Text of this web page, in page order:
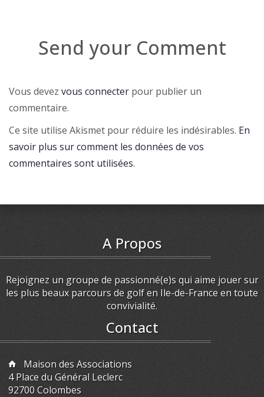
Send your Comment
Vous devez vous connecter pour publier un
commentaire.
Ce site utilise Akismet pour réduire les indésirables. En
savoir plus sur comment les données de vos
commentaires sont utilisées.
A Propos
Rejoignez un groupe de passionné(e)s qui aime jouer sur
les plus beaux parcours de golf en Ile-de-France en toute
convivialité.
Contact
Maison des Associations
4 Place du Général Leclerc
92700 Colombes